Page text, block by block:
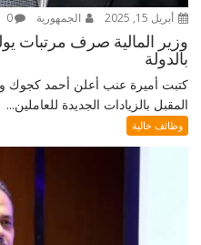
أبريل 15, 2025 الجمهورية 0
وزير المالية صرف مرتبات
بالدولة
كتبت أميرة عنب أعلن أحمد كجوك
المقبل بالزيادات الجديدة للعاملين...
وظائف خالية